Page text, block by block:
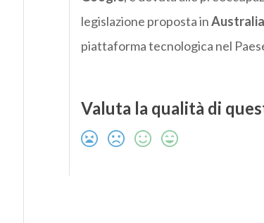
legislazione proposta inAustralia
piattaforma tecnologica nel
Valuta la qualità di